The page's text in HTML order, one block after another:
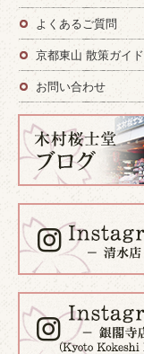
よくあるご質問
京都東山 散策ガイド
お問い合わせ